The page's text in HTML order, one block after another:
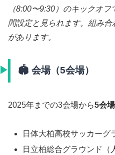
（8:00〜9:30）のキックオ
間設定と見られます。組み
があります。
🏟️ 会場（5会場）
2025年までの3会場から5会
日体大柏高校サッカーグ
日立柏総合グラウンド（